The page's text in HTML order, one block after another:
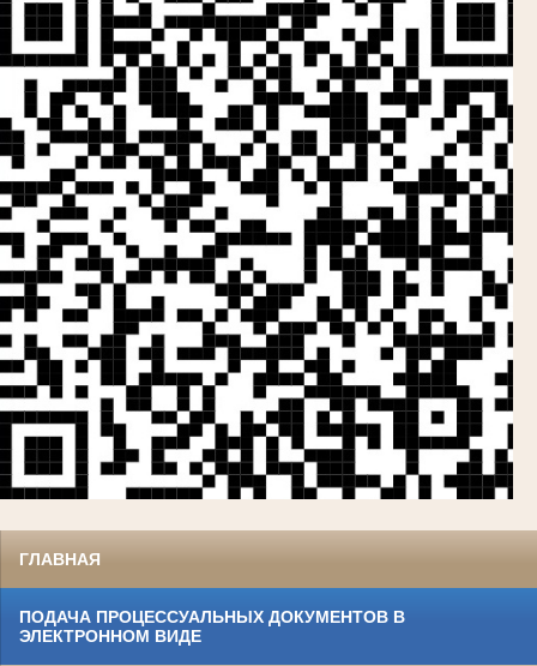
ГЛАВНАЯ
ПОДАЧА ПРОЦЕССУАЛЬНЫХ ДОКУМЕНТОВ В
ЭЛЕКТРОННОМ ВИДЕ